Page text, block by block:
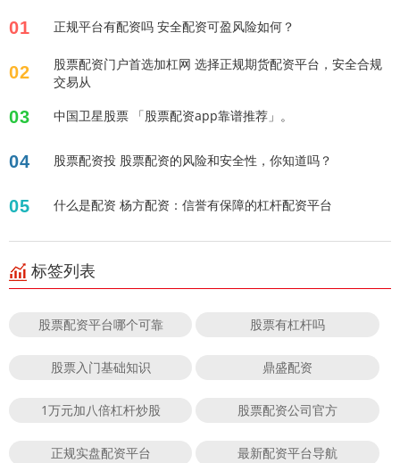
01 正规平台有配资吗 安全配资可盈风险如何？
02
股票配资门户首选加杠网 选择正规期货配资平台，安全合规
交易从
03 中国卫星股票 「股票配资app靠谱推荐」。
04 股票配资投 股票配资的风险和安全性，你知道吗？
05 什么是配资 杨方配资：信誉有保障的杠杆配资平台
标签列表
股票配资平台哪个可靠 股票有杠杆吗
股票入门基础知识 鼎盛配资
1万元加八倍杠杆炒股 股票配资公司官方
正规实盘配资平台 最新配资平台导航